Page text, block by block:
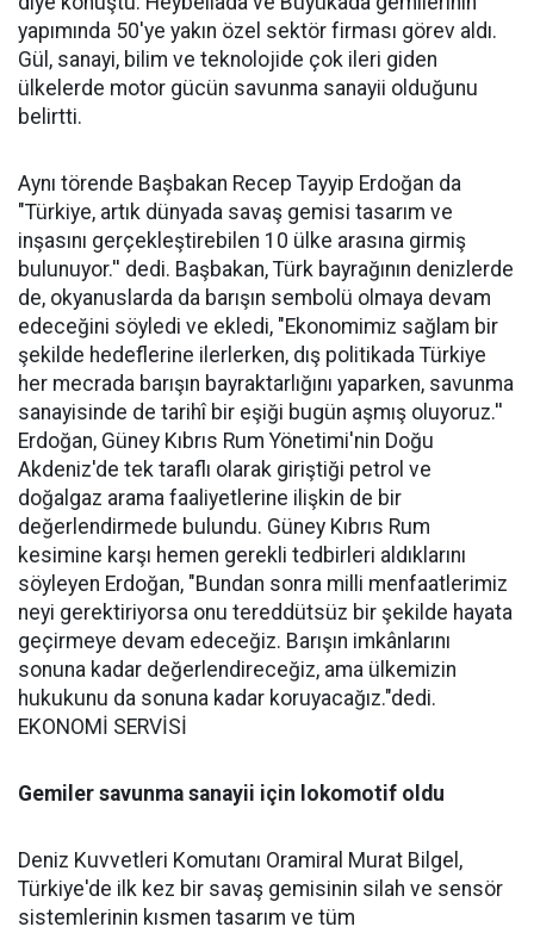
yapımında 50'ye yakın özel sektör firması görev aldı.
Gül, sanayi, bilim ve teknolojide çok ileri giden
ülkelerde motor gücün savunma sanayii olduğunu
belirtti.
Aynı törende Başbakan Recep Tayyip Erdoğan da
"Türkiye, artık dünyada savaş gemisi tasarım ve
inşasını gerçekleştirebilen 10 ülke arasına girmiş
bulunuyor.'' dedi. Başbakan, Türk bayrağının denizlerde
de, okyanuslarda da barışın sembolü olmaya devam
edeceğini söyledi ve ekledi, "Ekonomimiz sağlam bir
şekilde hedeflerine ilerlerken, dış politikada Türkiye
her mecrada barışın bayraktarlığını yaparken, savunma
sanayisinde de tarihî bir eşiği bugün aşmış oluyoruz.''
Erdoğan, Güney Kıbrıs Rum Yönetimi'nin Doğu
Akdeniz'de tek taraflı olarak giriştiği petrol ve
doğalgaz arama faaliyetlerine ilişkin de bir
değerlendirmede bulundu. Güney Kıbrıs Rum
kesimine karşı hemen gerekli tedbirleri aldıklarını
söyleyen Erdoğan, "Bundan sonra milli menfaatlerimiz
neyi gerektiriyorsa onu tereddütsüz bir şekilde hayata
geçirmeye devam edeceğiz. Barışın imkânlarını
sonuna kadar değerlendireceğiz, ama ülkemizin
hukukunu da sonuna kadar koruyacağız."dedi.
EKONOMİ SERVİSİ
Gemiler savunma sanayii için lokomotif oldu
Deniz Kuvvetleri Komutanı Oramiral Murat Bilgel,
Türkiye'de ilk kez bir savaş gemisinin silah ve sensör
sistemlerinin kısmen tasarım ve tüm